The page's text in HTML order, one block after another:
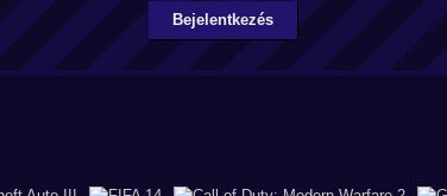
Bejelentkezés